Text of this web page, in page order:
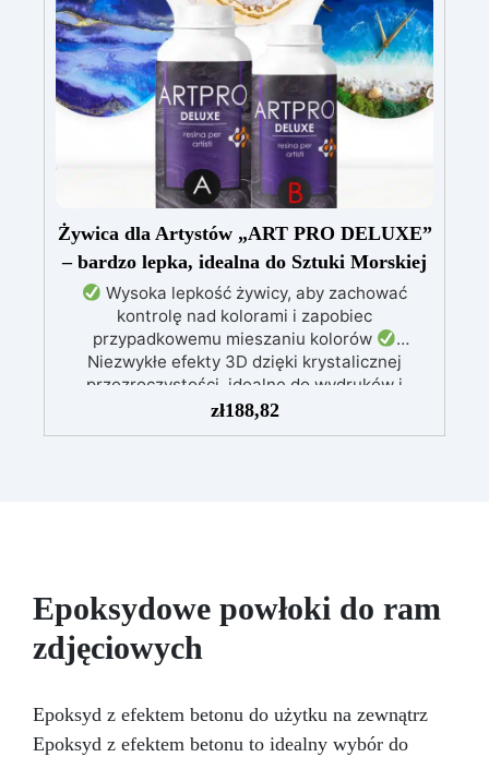
porowatość i zwiększa odporność podłoża.
Uniwersalna kompatybilność: Może być
pokrywany dowolnym systemem żywicznym bez
zmiany koloru podłoża i bez efektu mokrej
powierzchni.
Łatwa aplikacja i produkt
jednoskładnikowy: Prosta i szybka aplikacja,
sucha pozostałość 24% – dla najlepszych
efektów estetycznych i użytkowych.
Żywica dla Artystów „ART PRO DELUXE”
– bardzo lepka, idealna do Sztuki Morskiej
Wysoka lepkość żywicy, aby zachować
kontrolę nad kolorami i zapobiec
przypadkowemu mieszaniu kolorów
Niezwykłe efekty 3D dzięki krystalicznej
przezroczystości, idealne do wydruków i
Nie kapie: wszechstronna aplikacja
na powierzchniach pochylonych, pionowych lub
zł188,82
Epoksydowe powłoki do ram
zdjęciowych
Epoksyd z efektem betonu do użytku na zewnątrz
Epoksyd z efektem betonu to idealny wybór do